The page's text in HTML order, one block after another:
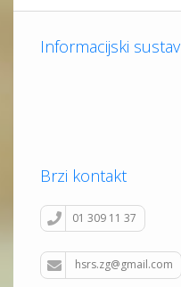
Informacijski sustav
Brzi kontakt
01 309 11 37
hsrs.zg@gmail.com